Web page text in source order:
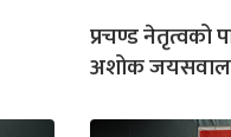
प्रचण्ड नेतृत्वको
अशोक